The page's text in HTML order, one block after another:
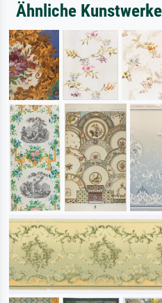
Ähnliche